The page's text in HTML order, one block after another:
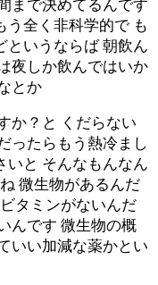
まで決めてるんです
う全く非科学的で も
というならば 朝飲ん
夜しか飲んではいか
とか
か？と くだらない
ったらもう熱冷まし
いと そんなもんなん
微生物があるんだ
タミンがないんだ
んです 微生物の概
いい加減な薬かとい